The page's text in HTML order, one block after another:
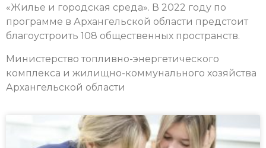
«Жилье и городская среда». В 2022 году по
программе в Архангельской области предстоит
благоустроить 108 общественных пространств.
Министерство топливно-энергетического
комплекса и жилищно-коммунального хозяйства
Архангельской области